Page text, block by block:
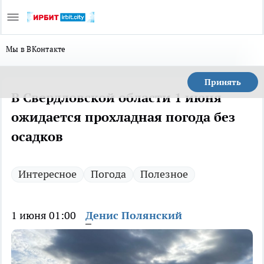
Мы в ВКонтакте
Принять
В Свердловской области 1 июня
ожидается прохладная погода без
осадков
Интересное Погода Полезное
1 июня 01:00 Денис Полянский